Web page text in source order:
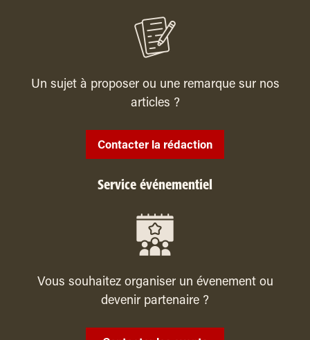
Un sujet à proposer ou une remarque sur nos
articles ?
Contacter la rédaction
Service événementiel
Vous souhaitez organiser un évenement ou
devenir partenaire ?